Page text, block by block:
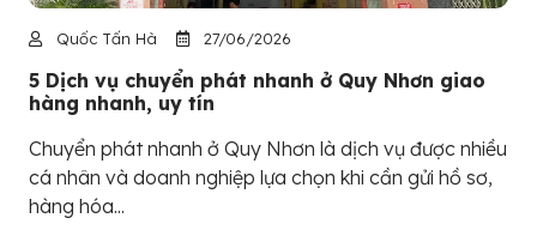
Quốc Tấn Hà 27/06/2026
5 Dịch vụ chuyển phát nhanh ở Quy Nhơn giao
hàng nhanh, uy tín
Chuyển phát nhanh ở Quy Nhơn là dịch vụ được nhiều
cá nhân và doanh nghiệp lựa chọn khi cần gửi hồ sơ,
hàng hóa...